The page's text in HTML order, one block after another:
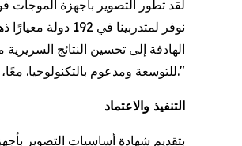
للتوسعة ومدعوم بالتكنولوجيا. معًا، نمكّن العاملين في الخطوط الأمامية للرعاية الصحية بالكفاءة والثقة اللازمتين لاتخاذ قرارات سريرية سريعة ومنقذة للحياة."
التنفيذ والاعتماد